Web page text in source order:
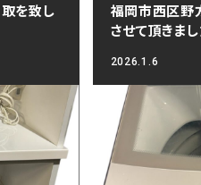
を致し
福岡市西区野
させて頂きま
2026.1.6